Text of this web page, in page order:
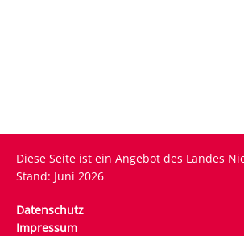
Diese Seite ist ein Angebot des Landes
Stand: Juni 2026
Datenschutz
Impressum